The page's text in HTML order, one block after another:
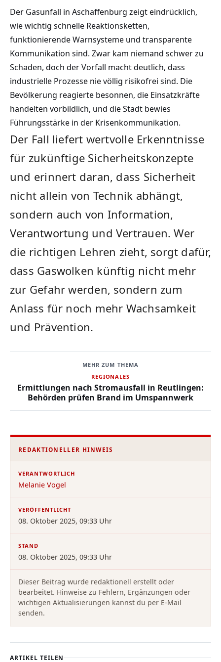
Der Gasunfall in Aschaffenburg zeigt eindrücklich,
wie wichtig schnelle Reaktionsketten,
funktionierende Warnsysteme und transparente
Kommunikation sind. Zwar kam niemand schwer zu
Schaden, doch der Vorfall macht deutlich, dass
industrielle Prozesse nie völlig risikofrei sind. Die
Bevölkerung reagierte besonnen, die Einsatzkräfte
handelten vorbildlich, und die Stadt bewies
Führungsstärke in der Krisenkommunikation.
Der Fall liefert wertvolle Erkenntnisse
für zukünftige Sicherheitskonzepte
und erinnert daran, dass Sicherheit
nicht allein von Technik abhängt,
sondern auch von Information,
Verantwortung und Vertrauen. Wer
die richtigen Lehren zieht, sorgt dafür,
dass Gaswolken künftig nicht mehr
zur Gefahr werden, sondern zum
Anlass für noch mehr Wachsamkeit
und Prävention.
MEHR ZUM THEMA
REGIONALES
Ermittlungen nach Stromausfall in Reutlingen:
Behörden prüfen Brand im Umspannwerk
REDAKTIONELLER HINWEIS
VERANTWORTLICH
Melanie Vogel
VERÖFFENTLICHT
08. Oktober 2025, 09:33 Uhr
STAND
08. Oktober 2025, 09:33 Uhr
Dieser Beitrag wurde redaktionell erstellt oder
bearbeitet. Hinweise zu Fehlern, Ergänzungen oder
wichtigen Aktualisierungen kannst du per E-Mail
senden.
ARTIKEL TEILEN